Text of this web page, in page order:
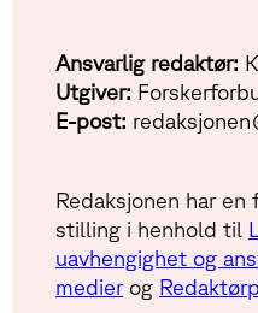
Ansvarlig redaktør:
Utgiver:
E-post:
Redaksjonen har en
stilling i henhold til
uavhengighet og
medierog